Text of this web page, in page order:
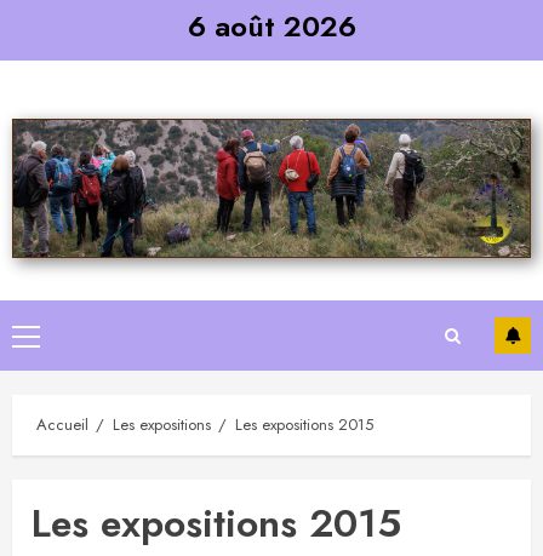
6 août 2026
Primary
Menu
Accueil Les expositions Les expositions 2015
Les expositions 2015